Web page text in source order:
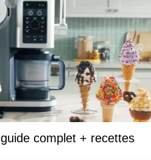
complet + recettes